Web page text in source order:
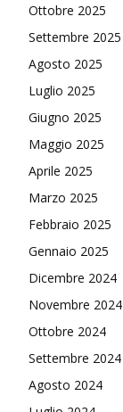
Ottobre 2025
Settembre 2025
Agosto 2025
Luglio 2025
Giugno 2025
Maggio 2025
Aprile 2025
Marzo 2025
Febbraio 2025
Gennaio 2025
Dicembre 2024
Novembre 2024
Ottobre 2024
Settembre 2024
Agosto 2024